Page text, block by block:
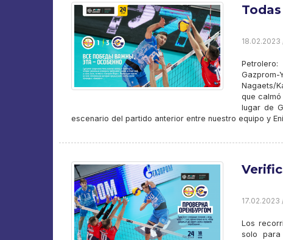
18.02.2023
Nagaets/
que
lugar de
escenario del partido anterior entre nuestro equipo y
17.02.2023
Los
solo